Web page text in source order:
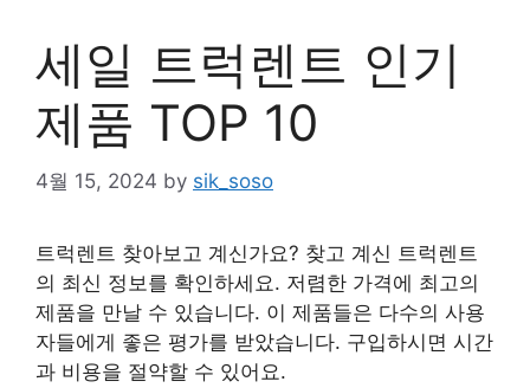
세일 트럭렌트 인기
제품 TOP 10
4월 15, 2024 by sik_soso
트럭렌트 찾아보고 계신가요? 찾고 계신 트럭렌트
의 최신 정보를 확인하세요. 저렴한 가격에 최고의
제품을 만날 수 있습니다. 이 제품들은 다수의 사용
자들에게 좋은 평가를 받았습니다. 구입하시면 시간
과 비용을 절약할 수 있어요.